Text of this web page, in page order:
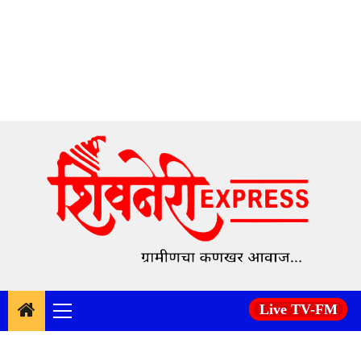
content
Primary
Menu
Live TV-FM